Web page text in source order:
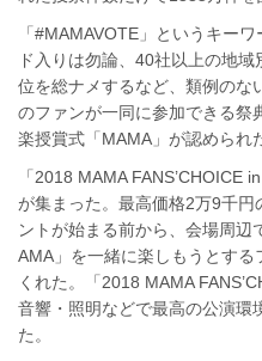
「#MAMAVOTE」というキー
ド入りは勿論、40社以上の地
位を総ナメするなど、類例のな
のファンが一同に参加できる祭
楽授賞式「MAMA」が認められ
「2018 MAMA FANS’CHOICE
が集まった。最高価格2万9千
ントが始まる前から、会場周辺
AMA」を一緒に楽しもうとす
くれた。「2018 MAMA
音響・照明などで最高の公演環
た。